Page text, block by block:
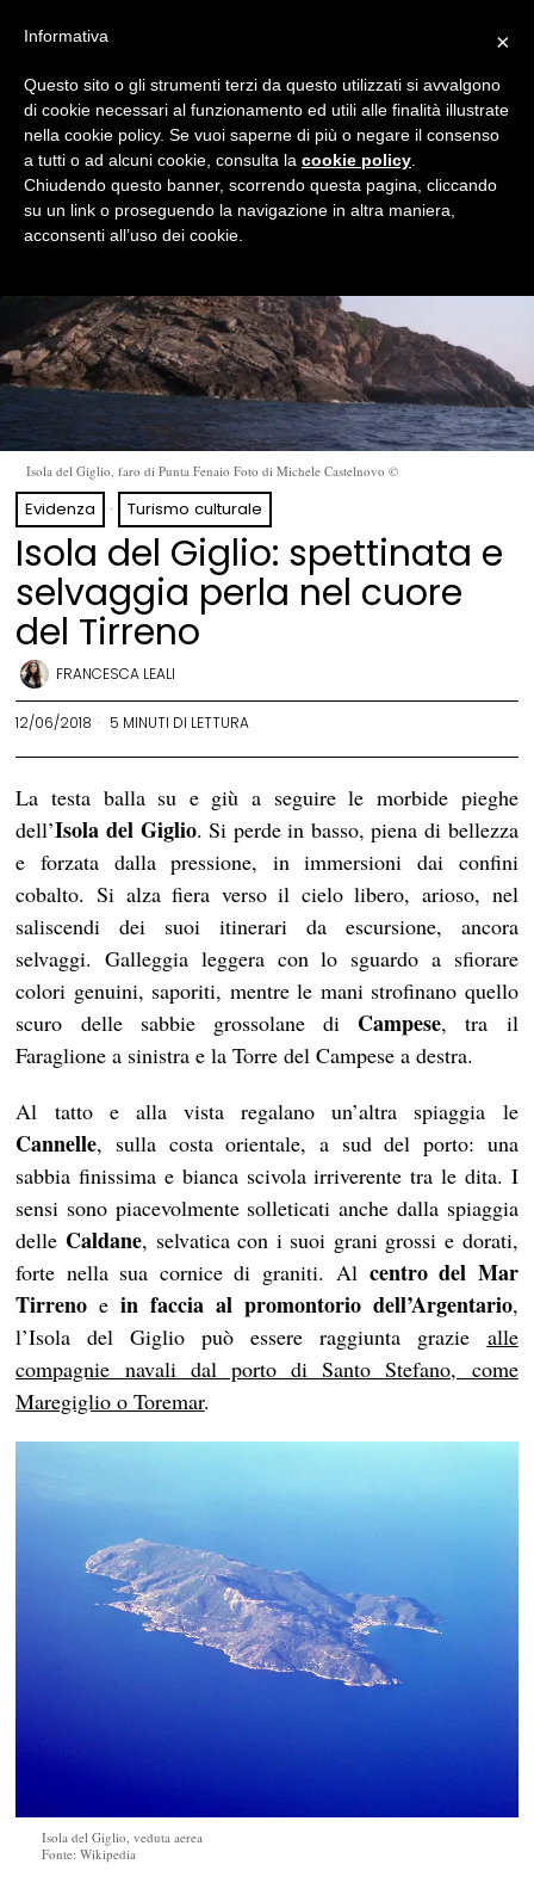
Isola del Giglio, faro di Punta Fenaio Foto di Michele Castelnovo ©
Evidenza · Turismo culturale
Isola del Giglio: spettinata e
selvaggia perla nel cuore
del Tirreno
FRANCESCA LEALI
12/06/2018 5 MINUTI DI LETTURA
La testa balla su e giù a seguire le morbide pieghe
dell’Isola del Giglio. Si perde in basso, piena di bellezza
e forzata dalla pressione, in immersioni dai confini
cobalto. Si alza fiera verso il cielo libero, arioso, nel
saliscendi dei suoi itinerari da escursione, ancora
selvaggi. Galleggia leggera con lo sguardo a sfiorare
colori genuini, saporiti, mentre le mani strofinano quello
scuro delle sabbie grossolane di Campese, tra il
Faraglione a sinistra e la Torre del Campese a destra.
Al tatto e alla vista regalano un’altra spiaggia le
Cannelle, sulla costa orientale, a sud del porto: una
sabbia finissima e bianca scivola irriverente tra le dita. I
sensi sono piacevolmente solleticati anche dalla spiaggia
delle Caldane, selvatica con i suoi grani grossi e dorati,
forte nella sua cornice di graniti. Al centro del Mar
Tirreno ein faccia al promontorio dell’Argentario,
l’Isola del Giglio può essere raggiunta grazie alle
compagnie navali dal porto di Santo Stefano, come
Maregiglio o Toremar.
Isola del Giglio, veduta aerea
Fonte: Wikipedia
×
Informativa
Questo sito o gli strumenti terzi da questo utilizzati si avvalgono
di cookie necessari al funzionamento ed utili alle finalità illustrate
nella cookie policy. Se vuoi saperne di più o negare il consenso
a tutti o ad alcuni cookie, consulta la cookie policy
Chiudendo questo banner, scorrendo questa pagina, cliccando
su un link o proseguendo la navigazione in altra maniera,
acconsenti all’uso dei cookie.